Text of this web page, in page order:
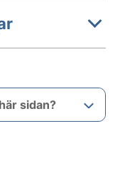
sidan?